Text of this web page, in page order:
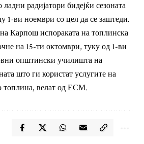
радијатори бидејќи сезоната
1-ви ноември со цел да се заштеди.
Карпош испораката на топлинска
на 15-ти октомври, туку од 1-ви
општински училишта на
што ги користат услугите на
велат од ЕСМ.